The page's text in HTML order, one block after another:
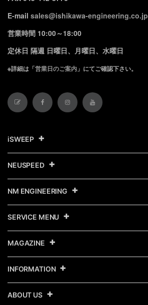
E-mail sales@ishikawa-engineering.co.jp
営業時間 10:00～18:00
定休日 隔週 日曜日、月曜日、水曜日
※詳細は「営業日のご案内 」にてご確認下さい。
iSWEEP
NEUSPEED
NM ENGINEERING
SERVICE MENU
MAGAZINE
INFORMATION
ABOUT US